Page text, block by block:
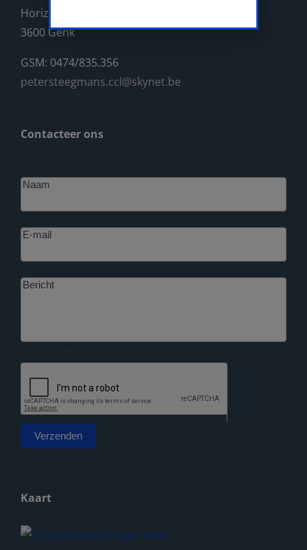
Horizonlaan 14
3600 Genk
GSM: 0474/835.356
petersteegmans.ccl@skynet.be
Contacteer ons
Naam
E-mail
Bericht
Verzenden
Kaart